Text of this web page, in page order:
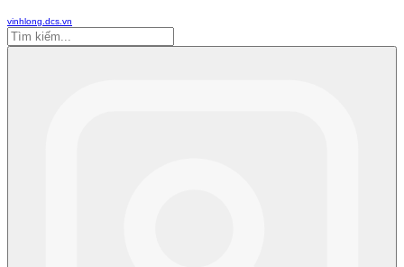
vinhlong.dcs.vn